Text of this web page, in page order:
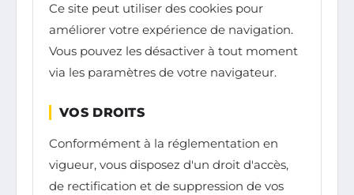
Ce site peut utiliser des cookies pour
améliorer votre expérience de navigation.
Vous pouvez les désactiver à tout moment
via les paramètres de votre navigateur.
VOS DROITS
Conformément à la réglementation en
vigueur, vous disposez d'un droit d'accès,
de rectification et de suppression de vos